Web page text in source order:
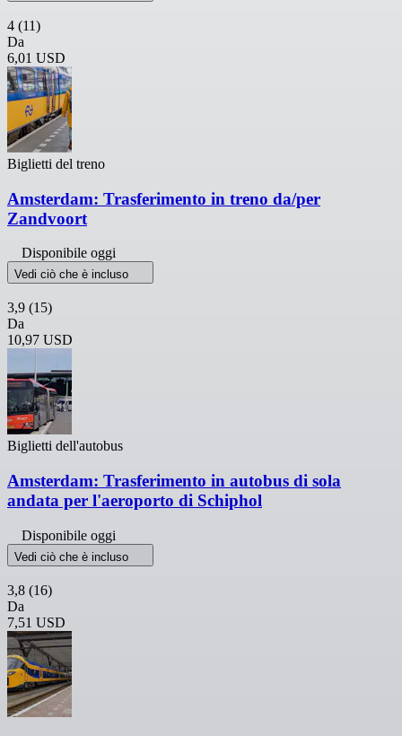
4 (11)
Da
6,01 USD
Biglietti del treno
Amsterdam: Trasferimento in treno da/per
Zandvoort
Disponibile oggi
Vedi ciò che è incluso
3,9 (15)
Da
10,97 USD
Biglietti dell'autobus
Amsterdam: Trasferimento in autobus di sola
andata per l'aeroporto di Schiphol
Disponibile oggi
Vedi ciò che è incluso
3,8 (16)
Da
7,51 USD